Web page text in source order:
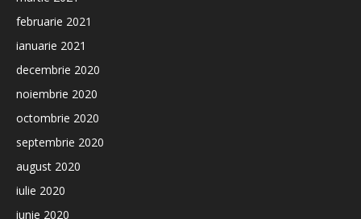
februarie 2021
ianuarie 2021
decembrie 2020
noiembrie 2020
octombrie 2020
septembrie 2020
august 2020
iulie 2020
iunie 2020